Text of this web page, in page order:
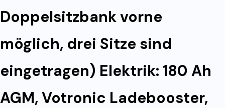
Doppelsitzbank vorne
möglich, drei Sitze sind
eingetragen) Elektrik: 180 Ah
AGM, Votronic Ladebooster,